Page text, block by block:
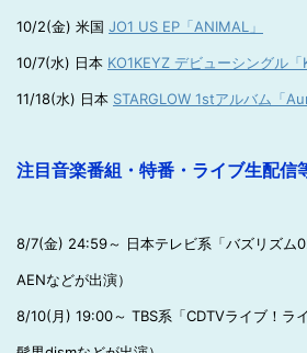
10/2(金) 米国 JO1 US EP「ANIMAL」
10/7(水) 日本 KO1KEYZ デビューシングル「
11/18(水) 日本 STARGLOW 1stアルバム「
注目音楽番組・特番・ライブ生配信
8/7(金) 24:59～ 日本テレビ系「バズリズム
AENなどが出演）
8/10(月) 19:00～ TBS系「CDTVライブ！ラ